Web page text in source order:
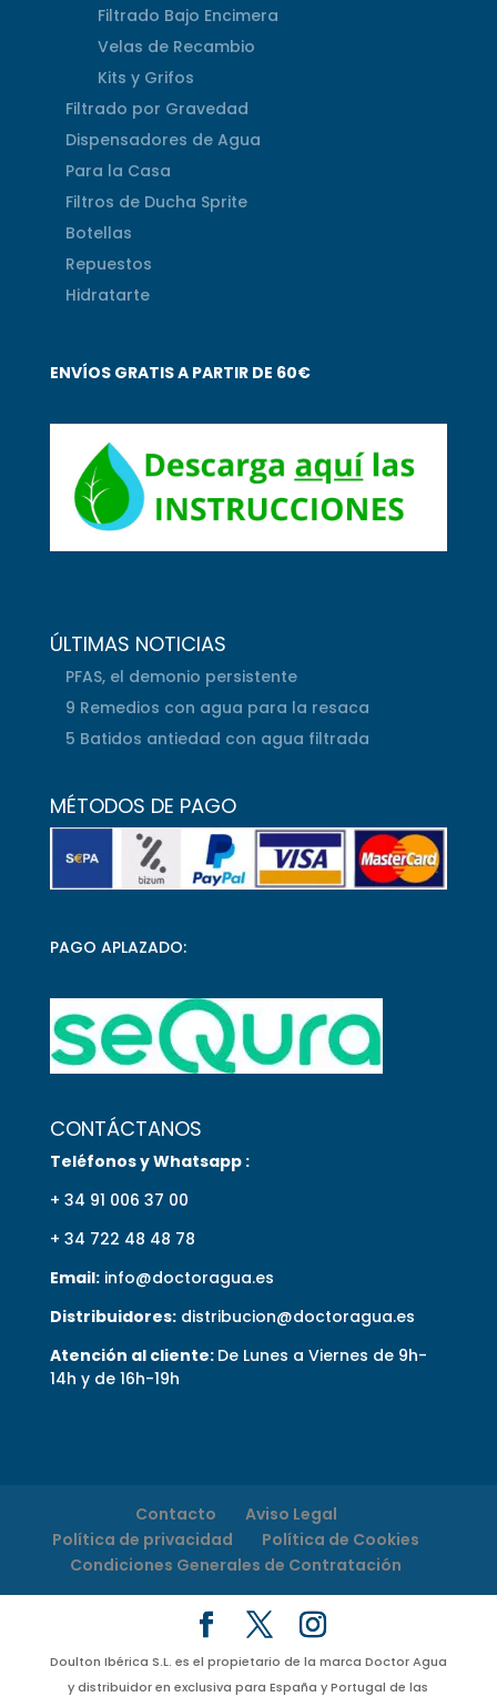
Filtrado Bajo Encimera
Velas de Recambio
Kits y Grifos
Filtrado por Gravedad
Dispensadores de Agua
Para la Casa
Filtros de Ducha Sprite
Botellas
Repuestos
Hidratarte
ENVÍOS GRATIS A PARTIR DE 60€
ÚLTIMAS NOTICIAS
PFAS, el demonio persistente
9 Remedios con agua para la resaca
5 Batidos antiedad con agua filtrada
MÉTODOS DE PAGO
PAGO APLAZADO:
CONTÁCTANOS
Teléfonos y Whatsapp :
+ 34 91 006 37 00
+ 34 722 48 48 78
Email:info@doctoragua.es
Distribuidores:distribucion@doctoragua.es
Atención al cliente: De Lunes a Viernes de 9h-
14h y de 16h-19h
Contacto
Aviso Legal
Política de privacidad
Política de Cookies
Condiciones Generales de Contratación
Doulton Ibérica S.L. es el propietario de la marca Doctor Agua
y distribuidor en exclusiva para España y Portugal de las